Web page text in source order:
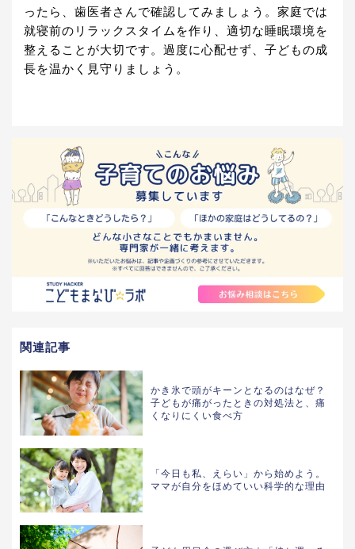
ったら、歯医者さんで確認してみましょう。家庭では
就寝前のリラックスタイムを作り、適切な睡眠環境を
整えることが大切です。過度に心配せず、子どもの成
長を温かく見守りましょう。
関連記事
かき氷で頭がキーンとなるのはなぜ？
子どもが痛がったときの対処法と、痛
くなりにくい食べ方
「今日も私、えらい」から始めよう。
ママが自分をほめていい科学的な理由